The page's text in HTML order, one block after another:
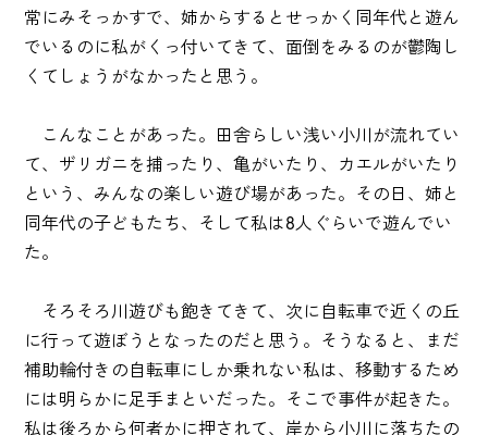
常にみそっかすで、姉からするとせっかく同年代と遊ん
でいるのに私がくっ付いてきて、面倒をみるのが鬱陶し
くてしょうがなかったと思う。
こんなことがあった。田舎らしい浅い小川が流れてい
て、ザリガニを捕ったり、亀がいたり、カエルがいたり
という、みんなの楽しい遊び場があった。その日、姉と
同年代の子どもたち、そして私は8人ぐらいで遊んでい
た。
そろそろ川遊びも飽きてきて、次に自転車で近くの丘
に行って遊ぼうとなったのだと思う。そうなると、まだ
補助輪付きの自転車にしか乗れない私は、移動するため
には明らかに足手まといだった。そこで事件が起きた。
私は後ろから何者かに押されて、岸から小川に落ちたの